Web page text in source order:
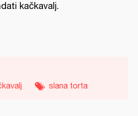
kačkavalj.
slana torta